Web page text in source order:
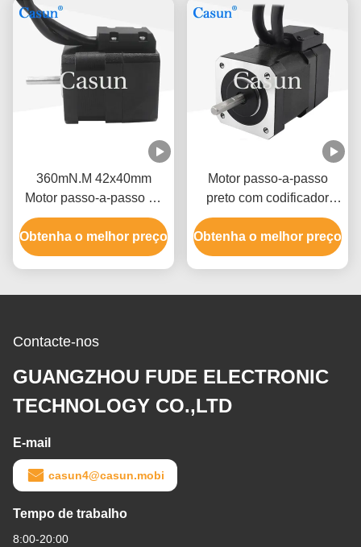
360mN.M 42x40mm
Motor passo-a-passo de
circuito fechado Nema 17
Com 1000 Ppr Encoder
para equipamentos de
Obtenha o melhor preço
Motor passo-a-passo
preto com codificador
NEMA 17 340mN.M
1000pps 4 fase motor
passo-a-passo
Obtenha o melhor preço
Contacte-nos
GUANGZHOU FUDE ELECTRONIC
TECHNOLOGY CO.,LTD
E-mail
casun4@casun.mobi
Tempo de trabalho
8:00-20:00